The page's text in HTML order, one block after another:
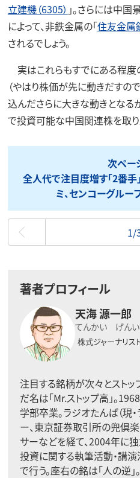
立建機（6305） 」。さらには中
によって、非鉄金属の「住友金属
されるでしょう。
実はこれらもすでにある程
（やはり株価が先に動きだすの
込んださらに大きな動きとなる
で投資可能な中国関連株を取り
次ペー
全人代で注目度増す「2番
ミ、センコーグルー
最初
1/
著者プロフィール
天海 源一郎
てんかい げんい
株式ジャーナリス
注目する銘柄が次々とストッ
だ名は「Mr.ストップ高」。
学部卒業。ラジオたんぱ（現
ー、東京証券取引所の兜倶
サーなどを経て、2004年に
投資に関する執筆活動・講
で行う。座右の銘は「人の逆」。